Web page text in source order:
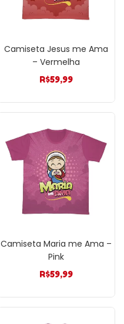
Camiseta Jesus me Ama
– Vermelha
R$59,99
Camiseta Maria me Ama –
Pink
R$59,99